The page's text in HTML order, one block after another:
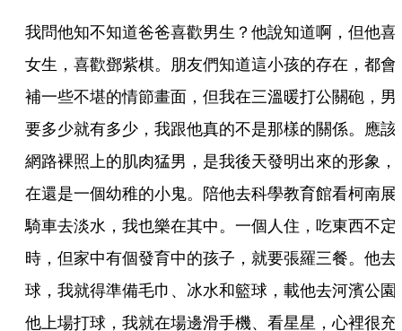
我問他知不知道爸爸喜歡男生？他說知道啊，但他喜
女生，喜歡鄧紫棋。朋友們知道這小孩的存在，都會
補一些不堪的情節畫面，但我在三溫暖打公關砲，男
要多少就有多少，我跟他真的不是那樣的關係。應該
網路裸照上的肌肉猛男，是我後天發明出來的形象，
在還是一個幼稚的小鬼。陪他去科學教育館看柯南展
騎車去淡水，我也樂在其中。一個人住，吃東西不定
時，但家中有個發育中的孩子，就要張羅三餐。他去
球，我就得準備毛巾、冰水和籃球，載他去河濱公園
他上場打球，我就在場邊滑手機、看星星，心裡很充